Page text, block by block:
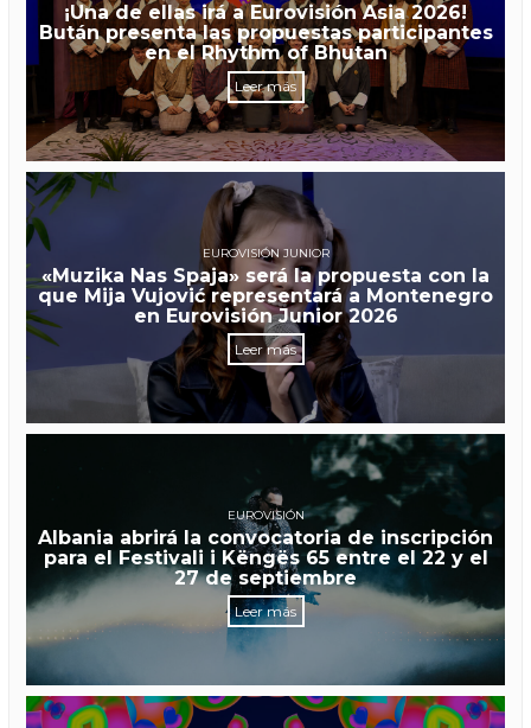
¡Una de ellas irá a Eurovisión Asia 2026!
Bután presenta las propuestas participantes
en el Rhythm of Bhutan
Leer más
EUROVISIÓN JUNIOR
«Muzika Nas Spaja» será la propuesta con la
que Mija Vujović representará a Montenegro
en Eurovisión Junior 2026
Leer más
EUROVISIÓN
Albania abrirá la convocatoria de inscripción
para el Festivali i Këngës 65 entre el 22 y el
27 de septiembre
Leer más